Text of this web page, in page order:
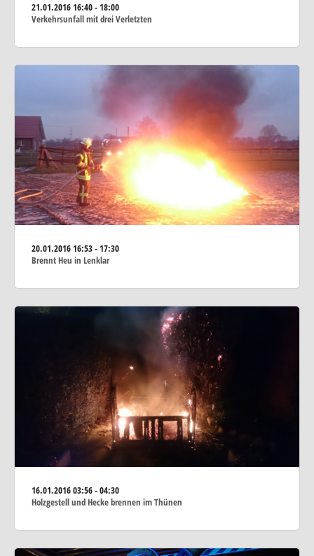
21.01.201616:40 - 18:00
Verkehrsunfall mit drei Verletzten
20.01.201616:53 - 17:30
Brennt Heu in Lenklar
16.01.201603:56 - 04:30
Holzgestell und Hecke brennen im Thünen